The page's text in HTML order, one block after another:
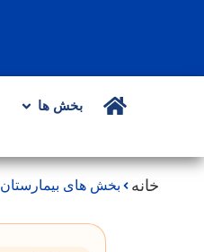
بخش ها
خانه بخش های بیمارستان